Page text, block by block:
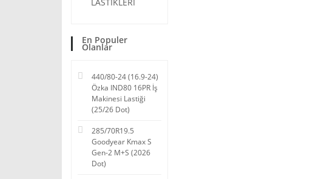
En Populer
Olanlar
440/80-24 (16.9-24)
Özka IND80 16PR İş
Makinesi Lastiği
(25/26 Dot)
285/70R19.5
Goodyear Kmax S
Gen-2 M+S (2026
Dot)